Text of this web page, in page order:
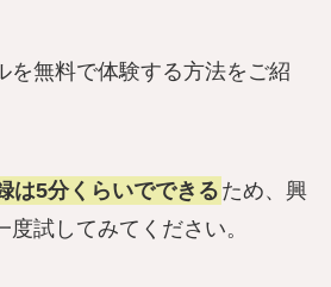
を無料で体験する方法をご紹
は5分くらいでできる ため、興
試してみてください。